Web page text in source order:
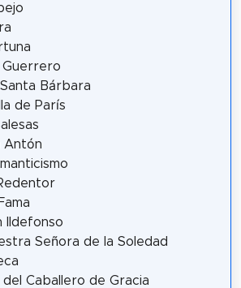
Bárbara
de París
Antón
Ildefonso
Señora de la Soledad
Caballero de Gracia